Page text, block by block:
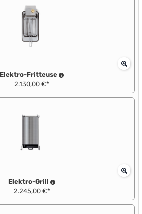
Elektro-Fritteuse
2.130,00 €*
Elektro-Grill
2.245,00 €*